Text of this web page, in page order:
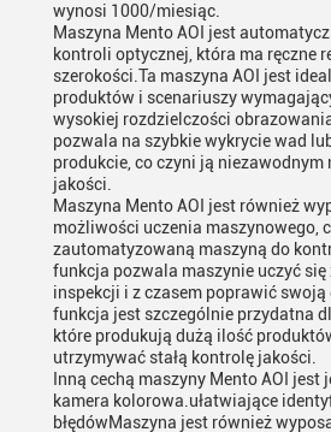
wynosi 1000/miesiąc.
Maszyna Mento AOI jest
kontroli optycznej, która ma ręczne
szerokości.Ta maszyna AOI jest
produktów i scenariuszy
wysokiej rozdzielczości
pozwala na szybkie wykrycie wad
produkcie, co czyni ją
jakości.
Maszyna Mento AOI jest również
możliwości uczenia maszynowego,
zautomatyzowaną maszyną do
funkcja pozwala maszynie uczyć się
inspekcji i z czasem poprawić swoją
funkcja jest szczególnie przydatna
które produkują dużą ilość
utrzymywać stałą kontrolę jakości.
Inną cechą maszyny Mento AOI jest
kamera kolorowa.ułatwiające
błędówMaszyna jest również